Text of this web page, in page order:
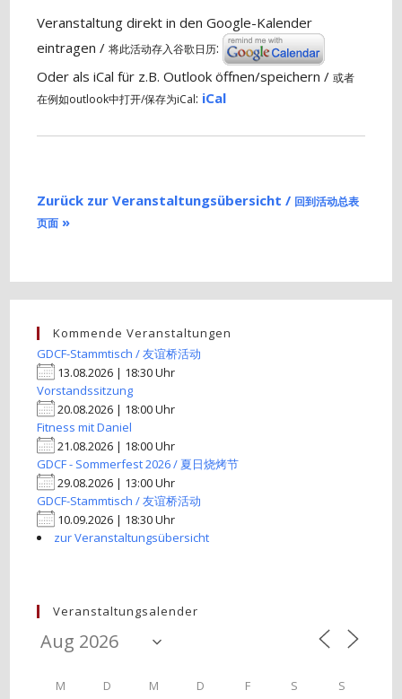
Veranstaltung direkt in den Google-Kalender
eintragen /将此活动存入谷歌日历:
Oder als iCal für z.B. Outlook öffnen/speichern /或者
在例如outlook中打开/保存为iCal: iCal
Zurück zur Veranstaltungsübersicht / 回到活动总表
页面 »
Kommende Veranstaltungen
GDCF-Stammtisch / 友谊桥活动
13.08.2026 | 18:30 Uhr
Vorstandssitzung
20.08.2026 | 18:00 Uhr
Fitness mit Daniel
21.08.2026 | 18:00 Uhr
GDCF - Sommerfest 2026 / 夏日烧烤节
29.08.2026 | 13:00 Uhr
GDCF-Stammtisch / 友谊桥活动
10.09.2026 | 18:30 Uhr
zur Veranstaltungsübersicht
Veranstaltungsalender
M D M D F S S